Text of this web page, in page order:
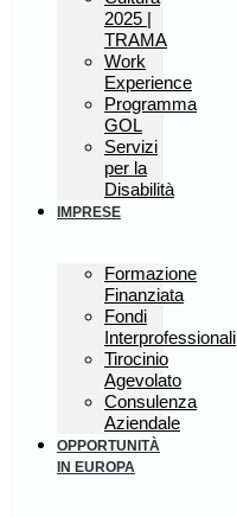
2025 |
TRAMA
Work
Experience
Programma
GOL
Servizi
per la
Disabilità
IMPRESE
Formazione
Finanziata
Fondi
Interprofessionali
Tirocinio
Agevolato
Consulenza
Aziendale
OPPORTUNITÀ
IN EUROPA